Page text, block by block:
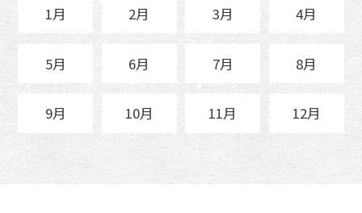
1月 2月 3月 4月
5月 6月 7月 8月
9月 10月 11月 12月